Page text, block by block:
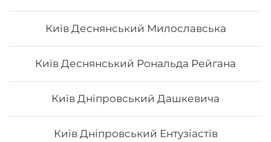
Київ Деснянський Милославська
Київ Деснянський Рональда Рейгана
Київ Дніпровський Дашкевича
Київ Дніпровський Ентузіастів
Авторський Мікс рол
245₴ Хочу